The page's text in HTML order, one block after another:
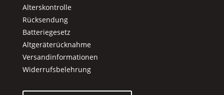
Alterskontrolle
Rücksendung
Batteriegesetz
Altgeräterücknahme
Versandinformationen
Widerrufsbelehrung